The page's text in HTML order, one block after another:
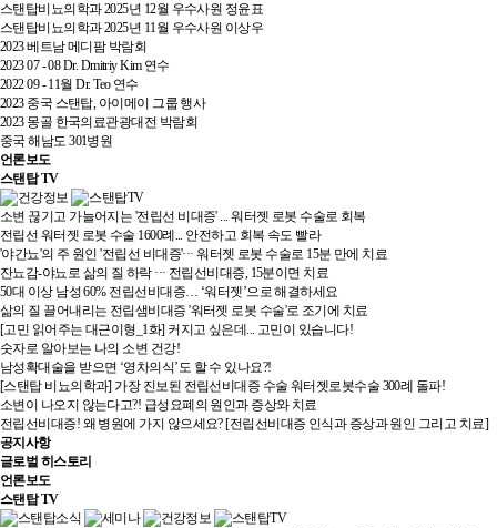
스탠탑비뇨의학과 2025년 12월 우수사원 정윤표
스탠탑비뇨의학과 2025년 11월 우수사원 이상우
2023 베트남 메디팜 박람회
2023 07 - 08 Dr. Dmitriy Kim 연수
2022 09 - 11월 Dr. Teo 연수
2023 중국 스탠탑, 아이메이 그룹 행사
2023 몽골 한국의료관광대전 박람회
중국 해남도 301병원
언론보도
스탠탑 TV
소변 끊기고 가늘어지는 '전립선 비대증' ... 워터젯 로봇 수술로 회복
전립선 워터젯 로봇 수술 1600례... 안전하고 회복 속도 빨라
'야간뇨'의 주 원인 '전립선 비대증'··· 워터젯 로봇 수술로 15분 만에 치료
잔뇨감-야뇨로 삶의 질 하락 ··· 전립선비대증, 15분이면 치료
50대 이상 남성 60% 전립선비대증… ‘워터젯’으로 해결하세요
삶의 질 끌어내리는 전립샘비대증 '워터젯 로봇 수술'로 조기에 치료
[고민 읽어주는 대근이형_1화] 커지고 싶은데... 고민이 있습니다!
숫자로 알아보는 나의 소변 건강!
남성확대술을 받으면 ‘영차의식’도 할 수 있나요?!
[스탠탑 비뇨의학과] 가장 진보된 전립선비대증 수술 워터젯로봇수술 300례 돌파!
소변이 나오지 않는다고?! 급성요폐의 원인과 증상와 치료
전립선비대증! 왜 병원에 가지 않으세요? [전립선비대증 인식과 증상과 원인 그리고 치료]
공지사항
글로벌 히스토리
언론보도
스탠탑 TV